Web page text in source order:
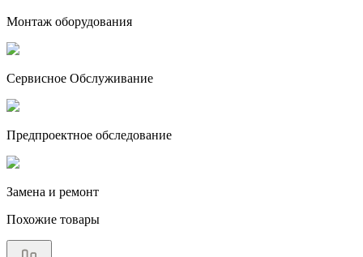
Монтаж оборудования
Сервисное Обслуживание
Предпроектное обследование
Замена и ремонт
Похожие товары